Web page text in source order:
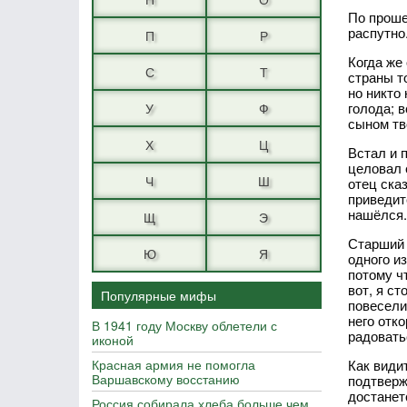
П
Р
С
Т
У
Ф
Х
Ц
Ч
Ш
Щ
Э
Ю
Я
Популярные мифы
В 1941 году Москву облетели с
иконой
Красная армия не помогла
Варшавскому восстанию
Россия собирала хлеба больше чем
По
Когда
страны
но
голода;
сыном
Встал и
целовал
отец
Старший
одного
потому
вот, я
него
Как